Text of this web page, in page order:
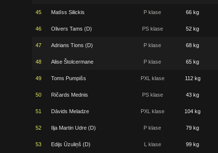
45 Matīss Silickis P klase 66 kg
46 Olivers Tams (D) PS klase 52 kg
47 Adrians Tions (D) P klase 68 kg
48 Alise Štolcermane P klase 65 kg
49 Toms Pumpišs PXL klase 112 kg
50 Ričards Mednis PS klase 43 kg
51 Dāvids Meladze PXL klase 104 kg
52 Ilja Martin Udre (D) P klase 79 kg
53 Edijs Ūzuliņš (D) L klase 99 kg